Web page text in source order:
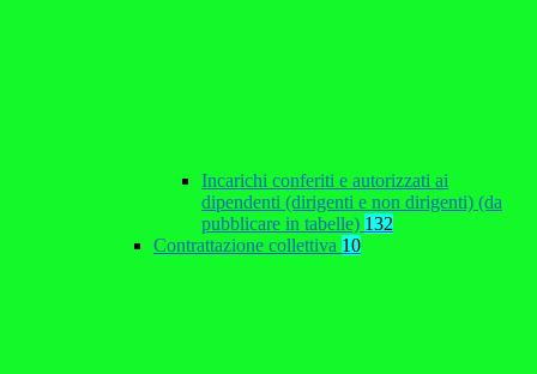
Incarichi conferiti e autorizzati ai
dipendenti (dirigenti e non dirigenti) (da
pubblicare in tabelle) 132
Contrattazione collettiva 10